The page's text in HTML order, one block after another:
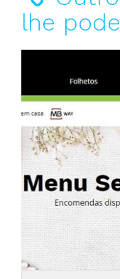
lhe